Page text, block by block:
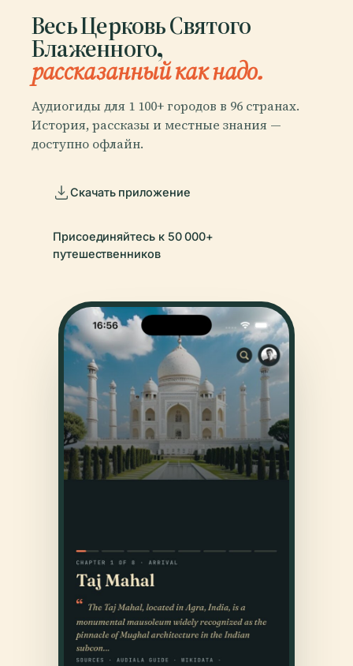
Весь Церковь Святого
Блаженного,
рассказанный как надо.
Аудиогиды для 1 100+ городов в 96 странах.
История, рассказы и местные знания —
доступно офлайн.
Скачать приложение
Присоединяйтесь к 50 000+
путешественников